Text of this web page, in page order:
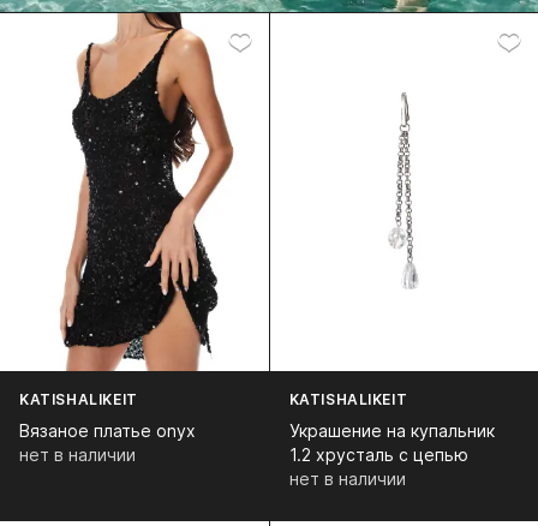
KATISHALIKEIT
Вязаное платье onyx
нет в наличии
KATISHALIKEIT
Украшение на купальник
1.2 хрусталь с цепью
нет в наличии